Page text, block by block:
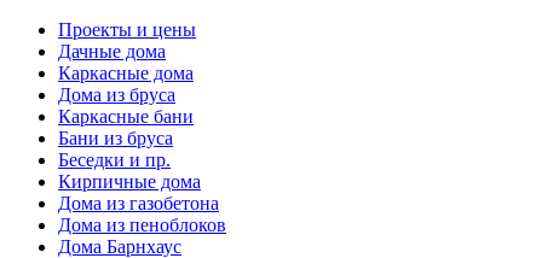
Проекты и цены
Дачные дома
Каркасные дома
Дома из бруса
Каркасные бани
Бани из бруса
Беседки и пр.
Кирпичные дома
Дома из газобетона
Дома из пеноблоков
Дома Барнхаус